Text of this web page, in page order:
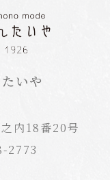
いや
内18番20号
2773